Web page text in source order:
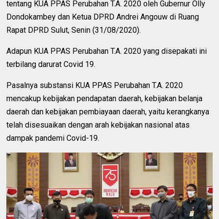
tentang KUA PPAS Perubahan T.A. 2020 oleh Gubernur Olly
Dondokambey dan Ketua DPRD Andrei Angouw di Ruang
Rapat DPRD Sulut, Senin (31/08/2020).
Adapun KUA PPAS Perubahan T.A. 2020 yang disepakati ini
terbilang darurat Covid 19.
Pasalnya substansi KUA PPAS Perubahan T.A. 2020
mencakup kebijakan pendapatan daerah, kebijakan belanja
daerah dan kebijakan pembiayaan daerah, yaitu kerangkanya
telah disesuaikan dengan arah kebijakan nasional atas
dampak pandemi Covid-19.